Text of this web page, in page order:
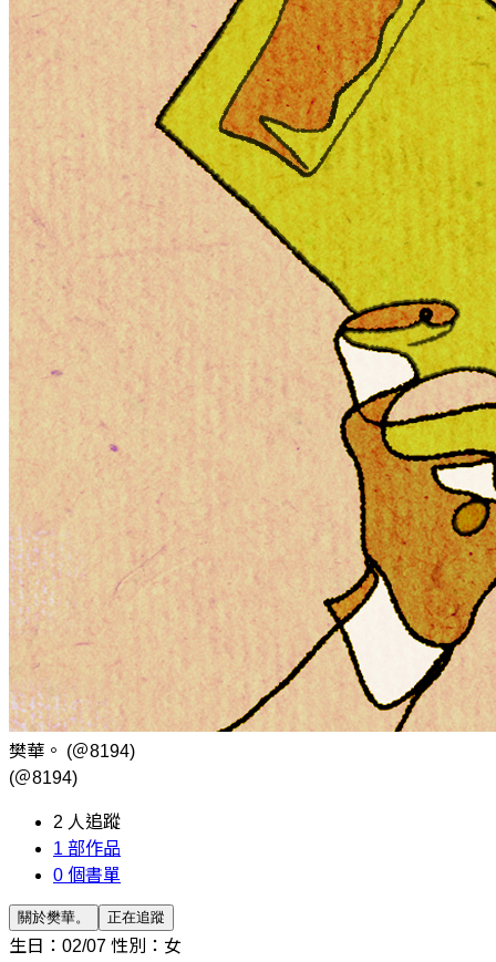
樊華。 (＠8194)
(＠8194)
2 人追蹤
1 部作品
0 個書單
關於樊華。 正在追蹤
生日：02/07 性別：女